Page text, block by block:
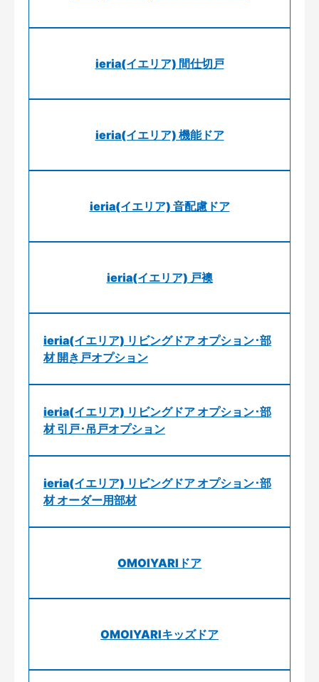
ieria(イエリア) 間仕切戸
ieria(イエリア) 機能ドア
ieria(イエリア) 音配慮ドア
ieria(イエリア) 戸襖
ieria(イエリア) リビングドア オプション･部
材 開き戸オプション
ieria(イエリア) リビングドア オプション･部
材 引戸･吊戸オプション
ieria(イエリア) リビングドア オプション･部
材 オーダー用部材
OMOIYARIドア
OMOIYARIキッズドア